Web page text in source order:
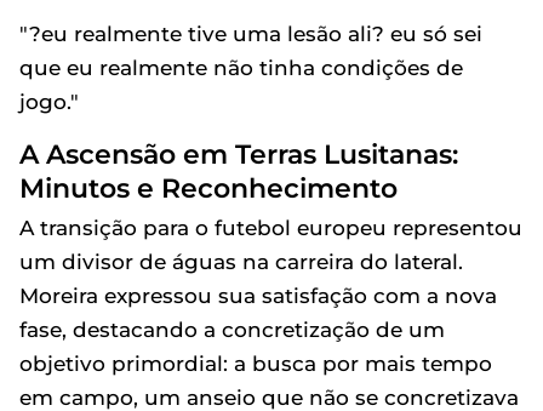
"?eu realmente tive uma lesão ali? eu só sei
que eu realmente não tinha condições de
jogo."
A Ascensão em Terras Lusitanas:
Minutos e Reconhecimento
A transição para o futebol europeu representou
um divisor de águas na carreira do lateral.
Moreira expressou sua satisfação com a nova
fase, destacando a concretização de um
objetivo primordial: a busca por mais tempo
em campo, um anseio que não se concretizava